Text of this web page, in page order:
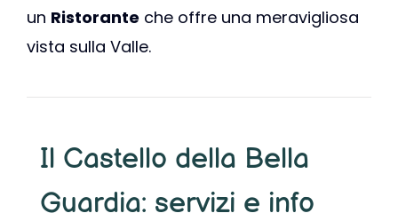
un Ristorante che offre una meravigliosa
vista sulla Valle.
Il Castello della Bella
Guardia: servizi e info